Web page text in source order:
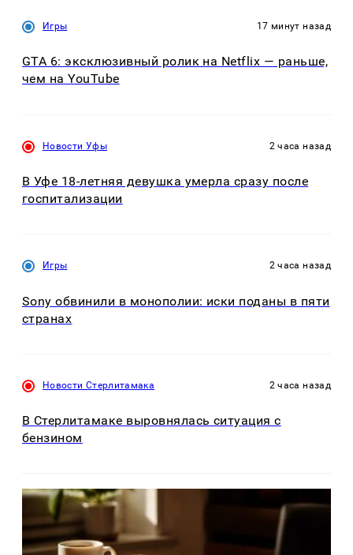
Игры 17 минут назад
GTA 6: эксклюзивный ролик на Netflix — раньше,
чем на YouTube
Новости Уфы 2 часа назад
В Уфе 18-летняя девушка умерла сразу после
госпитализации
Игры 2 часа назад
Sony обвинили в монополии: иски поданы в пяти
странах
Новости Стерлитамака 2 часа назад
В Стерлитамаке выровнялась ситуация с
бензином